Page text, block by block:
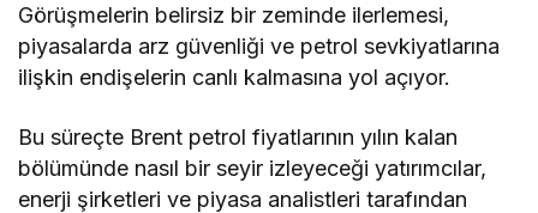
Görüşmelerin belirsiz bir zeminde ilerlemesi,
piyasalarda arz güvenliği ve petrol sevkiyatlarına
ilişkin endişelerin canlı kalmasına yol açıyor.
Bu süreçte Brent petrol fiyatlarının yılın kalan
bölümünde nasıl bir seyir izleyeceği yatırımcılar,
enerji şirketleri ve piyasa analistleri tarafından